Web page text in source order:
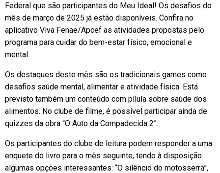
Federal que são participantes do Meu Ideal! Os desafios do
mês de março de 2025 já estão disponíveis. Confira no
aplicativo Viva Fenae/Apcef as atividades propostas pelo
programa para cuidar do bem-estar físico, emocional e
mental.
Os destaques deste mês são os tradicionais games como
desafios saúde mental, alimentar e atividade física. Está
previsto também um conteúdo com pílula sobre saúde dos
alimentos. No clube de filme, é possível participar ainda de
quizzes da obra “O Auto da Compadecida 2”.
Os participantes do clube de leitura podem responder a uma
enquete do livro para o mês seguinte, tendo à disposição
algumas opções interessantes: “O silêncio do motosserra”,